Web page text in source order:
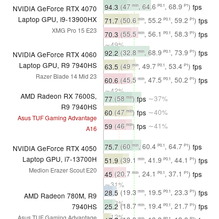
NVIDIA GeForce RTX 4070
Laptop GPU, i9-13900HX
XMG Pro 15 E23
94.3 (47 min, 64.6 P0.1, 68.9 P1) fps
∼46%
71.7 (50.6 min, 55.2 P0.1, 59.2 P1) fps
∼48%
70.3 (55.5 min, 56.1 P0.1, 58.3 P1) fps
∼49%
NVIDIA GeForce RTX 4060
Laptop GPU, R9 7940HS
Razer Blade 14 Mid 23
92.2(32.8 min, 68.9 P0.1, 73.9 P1) fps
∼45%
63.5 (49 min, 49.7 P0.1, 53.4 P1) fps
∼43%
60.6 (45.5 min, 47.5 P0.1, 50.2 P1) fps
∼42%
AMD Radeon RX 7600S,
R9 7940HS
Asus TUF Gaming Advantage
A16
77 (58 min)fps ∼37%
60 (47 min) fps ∼40%
59 (46 min) fps ∼41%
NVIDIA GeForce RTX 4050
Laptop GPU, i7-13700H
Medion Erazer Scout E20
75.7 (60 min, 60.4 P0.1, 64.7 P1) fps
∼37%
51.9 (39.1 min, 41.9 P0.1, 44.1 P1) fps
∼35%
45 (20.7 min, 24.1 P0.1, 37.1 P1) fps
∼31%
AMD Radeon 780M, R9
7940HS
Asus TUF Gaming Advantage
28.5(19.3 min, 19.5 P0.1, 23.3 P1) fps
∼93%
25.2(18.7 min, 19.4 P0.1, 21.7 P1) fps
∼12%